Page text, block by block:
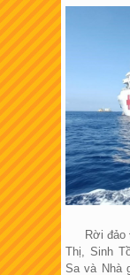
Rời đảo
Thị, Sinh
Sa và Nhà